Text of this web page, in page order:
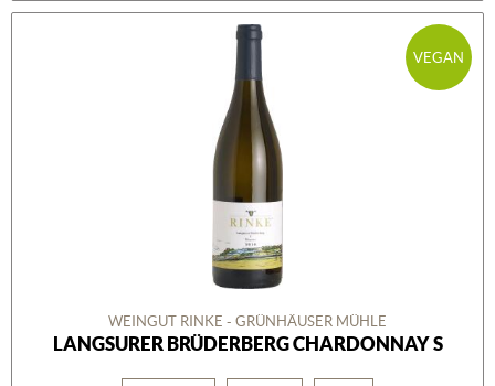
VEGAN
WEINGUT RINKE - GRÜNHÄUSER MÜHLE
LANGSURER BRÜDERBERG CHARDONNAY S